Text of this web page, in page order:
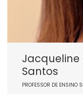
Jacqueline
Santos
PROFESSOR DE ENSINO